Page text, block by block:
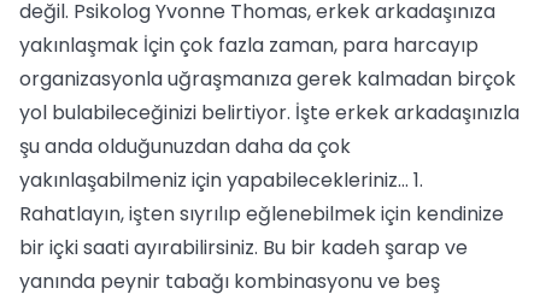
değil. Psikolog Yvonne Thomas, erkek arkadaşınıza
yakınlaşmak İçin çok fazla zaman, para harcayıp
organizasyonla uğraşmanıza gerek kalmadan birçok
yol bulabileceğinizi belirtiyor. İşte erkek arkadaşınızla
şu anda olduğunuzdan daha da çok
yakınlaşabilmeniz için yapabilecekleriniz… 1.
Rahatlayın, işten sıyrılıp eğlenebilmek için kendinize
bir içki saati ayırabilirsiniz. Bu bir kadeh şarap ve
yanında peynir tabağı kombinasyonu ve beş